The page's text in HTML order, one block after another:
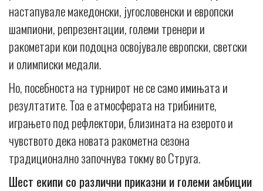
настапувале македонски, југословенски и европски
шампиони, репрезентации, големи тренери и
ракометари кои подоцна освојувале европски, светски
и олимписки медали.
Но, посебноста на турнирот не се само имињата и
резултатите. Тоа е атмосферата на трибините,
играњето под рефлектори, близината на езерото и
чувството дека новата ракометна сезона
традиционално започнува токму во Струга.
Шест екипи со различни приказни и големи амбиции